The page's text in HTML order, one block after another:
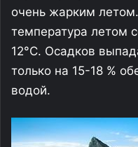
очень жарким
температура летом
12°C. Осадков
только на 15-18 %
водой.